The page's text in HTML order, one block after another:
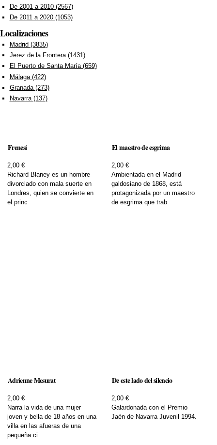
De 2001 a 2010 (2567)Apply De 2001 a 2010 filter
De 2011 a 2020 (1053)Apply De 2011 a 2020 filter
Localizaciones
Madrid (3835)Apply Madrid filter
Jerez de la Frontera (1431)Apply Jerez de la Frontera filter
El Puerto de Santa María (659)Apply El Puerto de Santa María filter
Málaga (422)Apply Málaga filter
Granada (273)Apply Granada filter
Navarra (137)Apply Navarra filter
Frenesí
2,00 €
Richard Blaney es un hombre
divorciado con mala suerte en
Londres, quien se convierte en
el princ
El maestro de esgrima
2,00 €
Ambientada en el Madrid
galdosiano de 1868, está
protagonizada por un maestro
de esgrima que trab
Adrienne Mesurat
2,00 €
Narra la vida de una mujer
joven y bella de 18 años en una
villa en las afueras de una
pequeña ci
De este lado del silencio
2,00 €
Galardonada con el Premio
Jaén de Navarra Juvenil 1994.